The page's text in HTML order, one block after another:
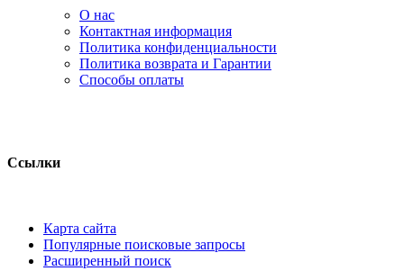
О нас
Контактная информация
Политика конфиденциальности
Политика возврата и Гарантии
Способы оплаты
Ссылки
Карта сайта
Популярные поисковые запросы
Расширенный поиск